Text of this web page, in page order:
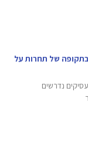
בתקופה של תחרות על
נדרשים